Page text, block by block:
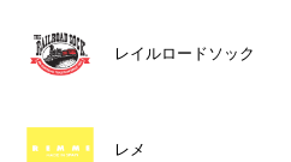
レイルロードソック
レメ